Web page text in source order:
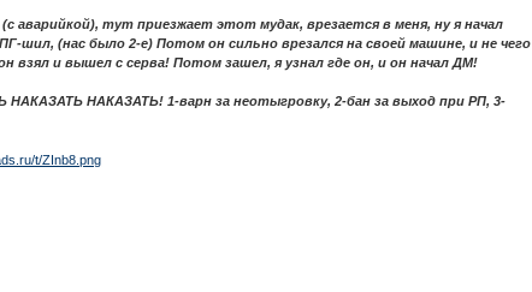
аварийкой), тут приезжает этот мудак, врезается в меня, ну я начал
шил, (нас было 2-е) Потом он сильно врезался на своей машине, и не чего
взял и вышел с серва! Потом зашел, я узнал где он, и он начал ДМ!
НАКАЗАТЬ НАКАЗАТЬ! 1-варн за неотыгровку, 2-бан за выход при РП, 3-